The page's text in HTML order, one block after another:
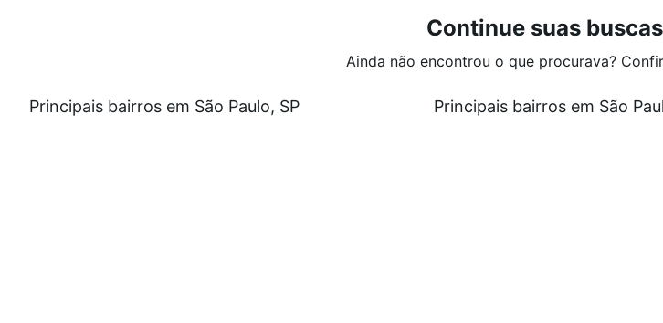
Continue suas
Ainda não encontrou o que procurava?
Principais bairros em São Paulo, SP Principais bairros em São